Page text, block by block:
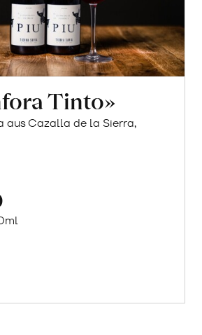
Tinto»
aus Cazalla de la Sierra,